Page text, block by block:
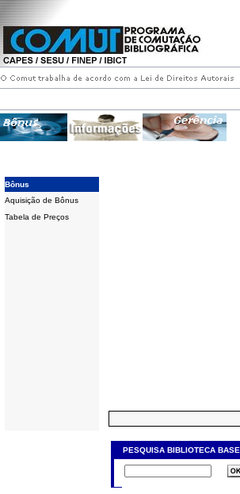
Bônus
Aquisição de Bônus
Tabela de Preços
PESQUISA BIBLIOTECA BASE